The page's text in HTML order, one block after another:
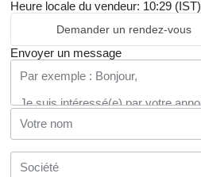
Heure locale du vendeur: 10:29 (IST)
Demander un rendez-vous
Envoyer un message